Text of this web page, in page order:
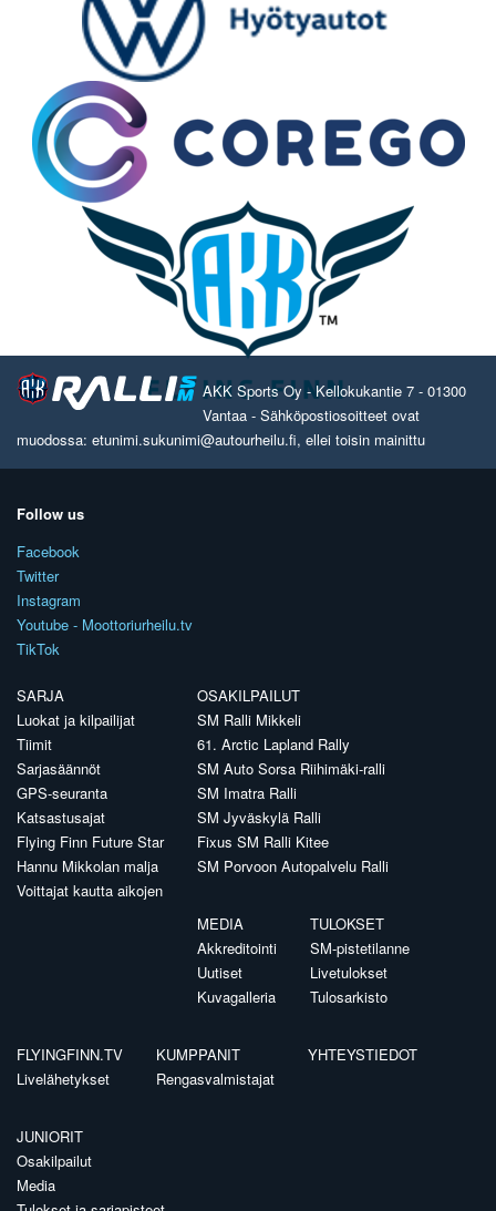
AKK Sports Oy - Kellokukantie 7 - 01300
Vantaa - Sähköpostiosoitteet ovat
muodossa: etunimi.sukunimi@autourheilu.fi, ellei toisin mainittu
Follow us
Facebook
Twitter
Instagram
Youtube - Moottoriurheilu.tv
TikTok
SARJA
Luokat ja kilpailijat
Tiimit
Sarjasäännöt
GPS-seuranta
Katsastusajat
Flying Finn Future Star
Hannu Mikkolan malja
Voittajat kautta aikojen
OSAKILPAILUT
SM Ralli Mikkeli
61. Arctic Lapland Rally
SM Auto Sorsa Riihimäki-ralli
SM Imatra Ralli
SM Jyväskylä Ralli
Fixus SM Ralli Kitee
SM Porvoon Autopalvelu Ralli
MEDIA
Akkreditointi
Uutiset
Kuvagalleria
TULOKSET
SM-pistetilanne
Livetulokset
Tulosarkisto
FLYINGFINN.TV
Livelähetykset
KUMPPANIT
Rengasvalmistajat
YHTEYSTIEDOT
JUNIORIT
Osakilpailut
Media